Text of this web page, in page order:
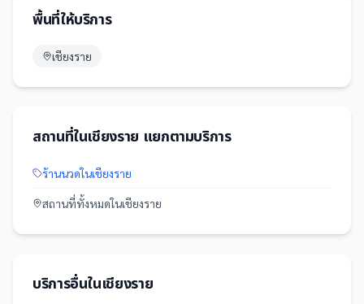
พื้นที่ให้บริการ
เชียงราย
สถานที่ในเชียงราย แยกตามบริการ
ร้านนวดในเชียงราย
สถานที่ทั้งหมดในเชียงราย
บริการอื่นในเชียงราย